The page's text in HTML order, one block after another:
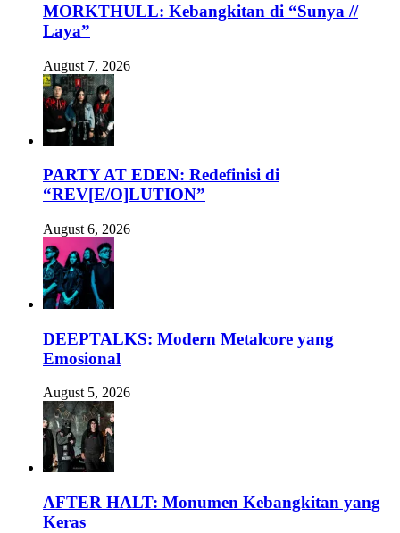
MORKTHULL: Kebangkitan di “Sunya //
Laya”
August 7, 2026
PARTY AT EDEN: Redefinisi di
“REV[E/O]LUTION”
August 6, 2026
DEEPTALKS: Modern Metalcore yang
Emosional
August 5, 2026
AFTER HALT: Monumen Kebangkitan yang
Keras